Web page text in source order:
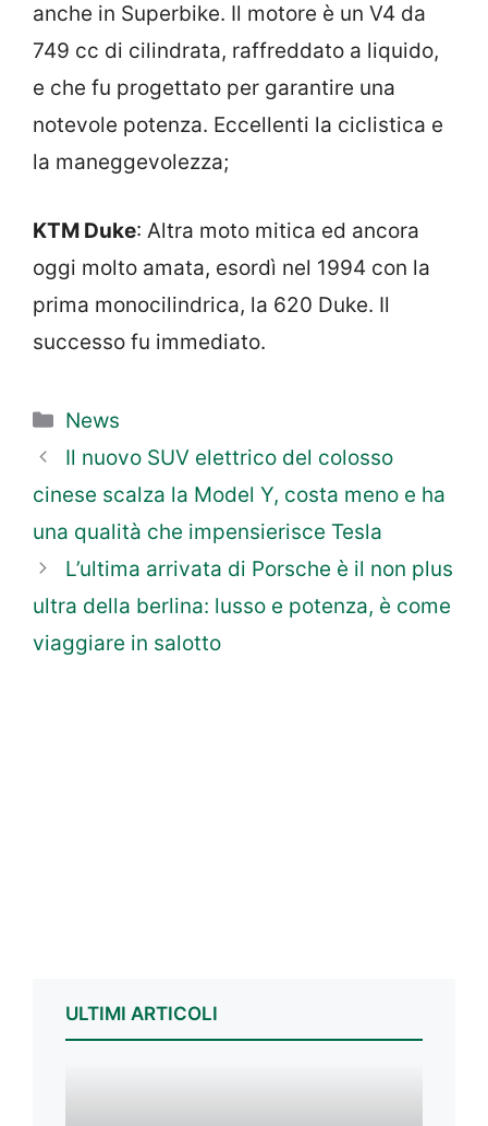
anche in Superbike. Il motore è un V4 da
749 cc di cilindrata, raffreddato a liquido,
e che fu progettato per garantire una
notevole potenza. Eccellenti la ciclistica e
la maneggevolezza;
KTM Duke: Altra moto mitica ed ancora
oggi molto amata, esordì nel 1994 con la
prima monocilindrica, la 620 Duke. Il
successo fu immediato.
Categorie
News
Il nuovo SUV elettrico del colosso
cinese scalza la Model Y, costa meno e ha
una qualità che impensierisce Tesla
L’ultima arrivata di Porsche è il non plus
ultra della berlina: lusso e potenza, è come
viaggiare in salotto
ULTIMI ARTICOLI